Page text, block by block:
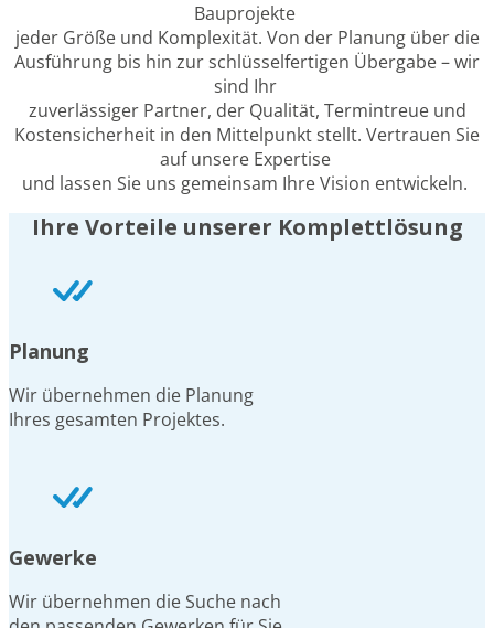
Bauprojekte
jeder Größe und Komplexität. Von der Planung über die
Ausführung bis hin zur schlüsselfertigen Übergabe – wir
sind Ihr
zuverlässiger Partner, der Qualität, Termintreue und
Kostensicherheit in den Mittelpunkt stellt. Vertrauen Sie
auf unsere Expertise
und lassen Sie uns gemeinsam Ihre Vision entwickeln.
Ihre Vorteile unserer Komplettlösung
Planung
Wir übernehmen die Planung
Ihres gesamten Projektes.
Gewerke
Wir übernehmen die Suche nach